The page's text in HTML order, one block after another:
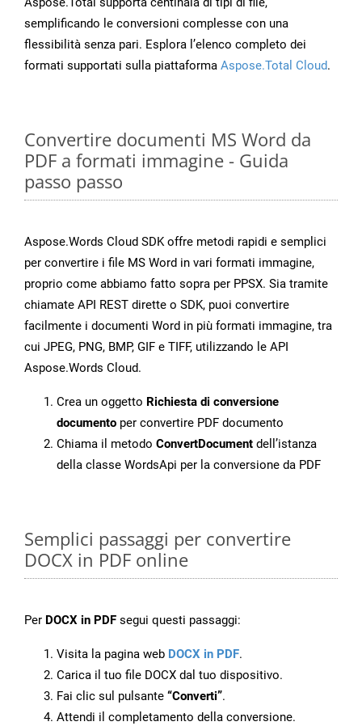
semplificando le conversioni complesse con una
flessibilità senza pari. Esplora l’elenco completo dei
formati supportati sulla piattaforma Aspose.Total Cloud.
Convertire documenti MS Word da
PDF a formati immagine - Guida
passo passo
Aspose.Words Cloud SDK offre metodi rapidi e semplici
per convertire i file MS Word in vari formati immagine,
proprio come abbiamo fatto sopra per PPSX. Sia tramite
chiamate API REST dirette o SDK, puoi convertire
facilmente i documenti Word in più formati immagine, tra
cui JPEG, PNG, BMP, GIF e TIFF, utilizzando le API
Aspose.Words Cloud.
Crea un oggetto Richiesta di conversione
documento per convertire PDF documento
Chiama il metodo ConvertDocument dell’istanza
della classe WordsApi per la conversione da PDF
Semplici passaggi per convertire
DOCX in PDF online
Per DOCX in PDF segui questi passaggi:
Visita la pagina web DOCX in PDF.
Carica il tuo file DOCX dal tuo dispositivo.
Fai clic sul pulsante “Converti”.
Attendi il completamento della conversione.